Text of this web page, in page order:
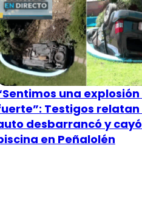
una
Testigos relatan
desbarrancó y
en Peñalolén